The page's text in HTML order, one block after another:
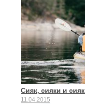
Сияк, сияки и
11.04.2015